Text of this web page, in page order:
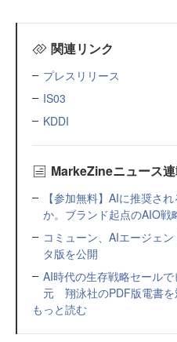
関連リンク
プレスリリース
IS03
KDDI
MarkeZineニュース
【参加無料】AIに推奨さ
か。ブランド起点のAIO戦
コミューン、AIエージェ
タ版を公開
AI時代の生存戦略セール
元 翔泳社のPDF版電書を
もっと読む